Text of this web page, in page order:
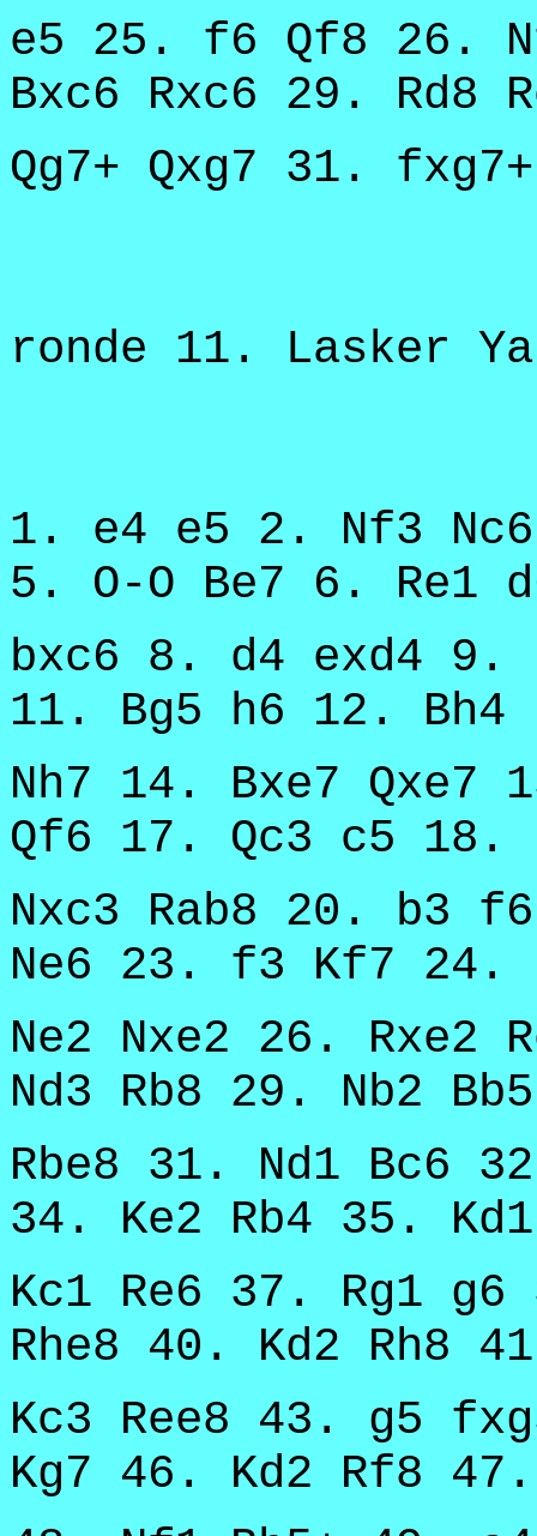
e5 25. f6 Qf8 26.
Bxc6 Rxc6 29. Rd8
Qg7+ Qxg7 31.
ronde 11. Lasker
1. e4 e5 2. Nf3
5. O-O Be7 6. Re1
bxc6 8. d4 exd4 9.
11. Bg5 h6 12. Bh4
Nh7 14. Bxe7 Qxe7
Qf6 17. Qc3 c5 18.
Nxc3 Rab8 20. b3
Ne6 23. f3 Kf7 24.
Ne2 Nxe2 26. Rxe2
Nd3 Rb8 29. Nb2
Rbe8 31. Nd1 Bc6
34. Ke2 Rb4 35.
Kc1 Re6 37. Rg1
Rhe8 40. Kd2 Rh8
Kc3 Ree8 43. g5
Kg7 46. Kd2 Rf8 47.